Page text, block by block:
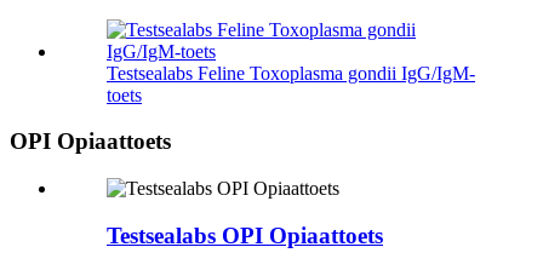
Testsealabs Feline Toxoplasma gondii IgG/IgM-
toets
OPI Opiaattoets
Testsealabs OPI Opiaattoets